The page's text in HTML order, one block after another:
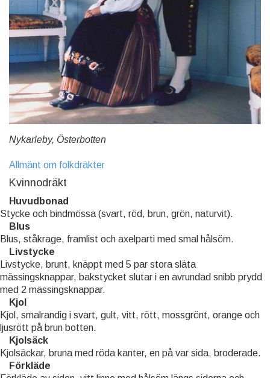
Nykarleby, Österbotten
Allmänt om folkdräkter
Kvinnodräkt
Huvudbonad
Stycke och bindmössa (svart, röd, brun, grön, naturvit).
Blus
Blus, ståkrage, framlist och axelparti med smal hålsöm.
Livstycke
Livstycke, brunt, knäppt med 5 par stora släta
mässingsknappar, bakstycket slutar i en avrundad snibb prydd
med 2 mässingsknappar.
Kjol
Kjol, smalrandig i svart, gult, vitt, rött, mossgrönt, orange och
ljusrött på brun botten.
Kjolsäck
Kjolsäckar, bruna med röda kanter, en på var sida, broderade.
Förkläde